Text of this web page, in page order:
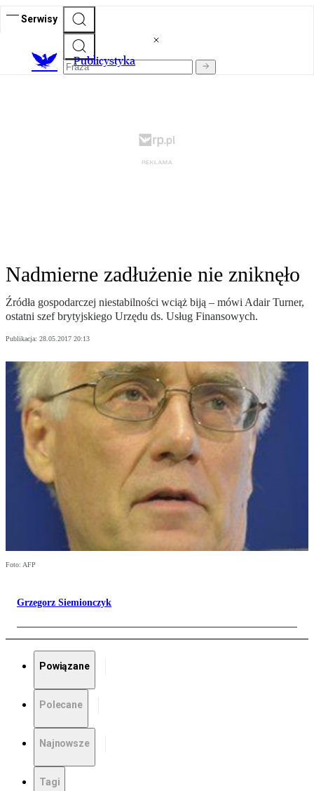
Serwisy
Publicystyka
Nadmierne zadłużenie nie zniknęło
Źródła gospodarczej niestabilności wciąż biją – mówi Adair Turner,
ostatni szef brytyjskiego Urzędu ds. Usług Finansowych.
Publikacja: 28.05.2017 20:13
Foto: AFP
Grzegorz Siemionczyk
Powiązane
Polecane
Najnowsze
Tagi